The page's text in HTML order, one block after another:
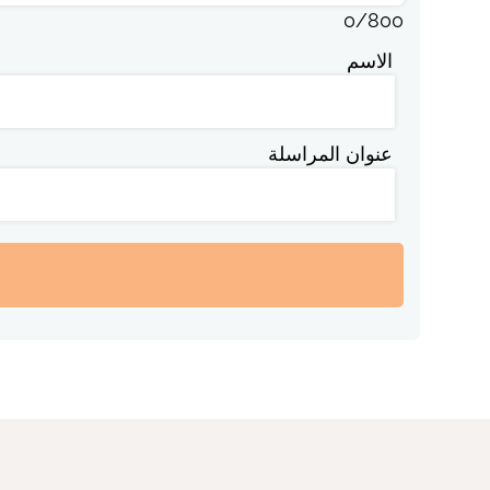
0/800
الاسم
عنوان المراسلة